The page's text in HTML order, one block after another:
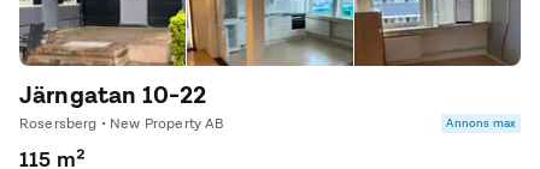
Järngatan 10-22
Rosersberg • New Property AB Annons max
115 m²